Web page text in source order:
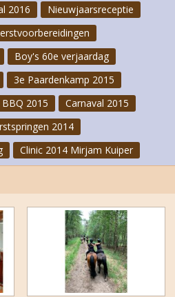
2016
Nieuwjaarsreceptie
Boy's 60e verjaardag
3e Paardenkamp 2015
BBQ 2015
Carnaval 2015
2014
Clinic 2014 Mirjam Kuiper